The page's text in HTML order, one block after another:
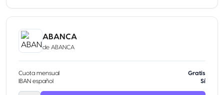
ABANCA
de ABANCA
Cuota mensual
Gratis
IBAN español
Sí